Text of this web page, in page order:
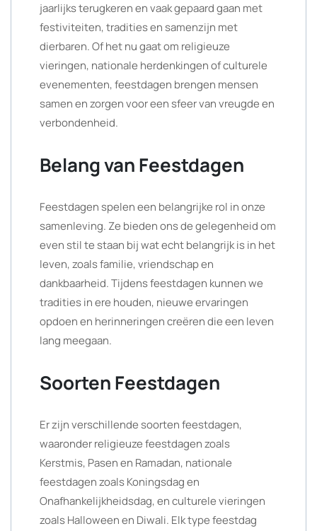
jaarlijks terugkeren en vaak gepaard gaan met
festiviteiten, tradities en samenzijn met
dierbaren. Of het nu gaat om religieuze
vieringen, nationale herdenkingen of culturele
evenementen, feestdagen brengen mensen
samen en zorgen voor een sfeer van vreugde en
verbondenheid.
Belang van Feestdagen
Feestdagen spelen een belangrijke rol in onze
samenleving. Ze bieden ons de gelegenheid om
even stil te staan bij wat echt belangrijk is in het
leven, zoals familie, vriendschap en
dankbaarheid. Tijdens feestdagen kunnen we
tradities in ere houden, nieuwe ervaringen
opdoen en herinneringen creëren die een leven
lang meegaan.
Soorten Feestdagen
Er zijn verschillende soorten feestdagen,
waaronder religieuze feestdagen zoals
Kerstmis, Pasen en Ramadan, nationale
feestdagen zoals Koningsdag en
Onafhankelijkheidsdag, en culturele vieringen
zoals Halloween en Diwali. Elk type feestdag